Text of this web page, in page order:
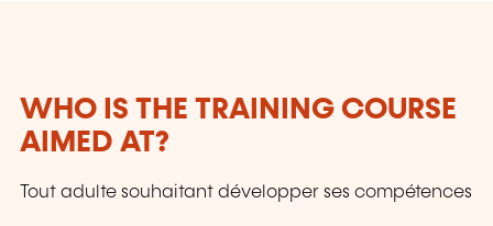
WHO IS THE TRAINING COURSE
AIMED AT?
Tout adulte souhaitant développer ses compétences